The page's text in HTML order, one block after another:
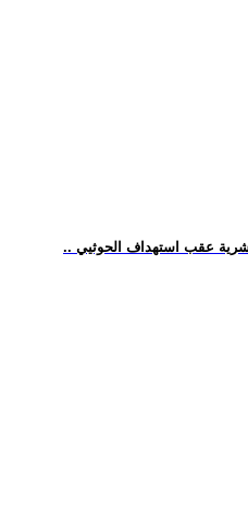
عقب استهداف الحوثيي